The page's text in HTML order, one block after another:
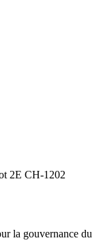
2E CH-1202
la gouvernance du